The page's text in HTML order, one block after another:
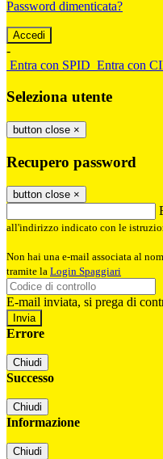
Password dimenticata?
-
Entra con SPID Entra con
Seleziona utente
button close ×
Recupero password
button close ×
all'indirizzo indicato con le
Non hai una e-mail associata al
tramite la Login Spaggiari
E-mail inviata, si prega di
Errore
Chiudi
Successo
Chiudi
Informazione
Chiudi